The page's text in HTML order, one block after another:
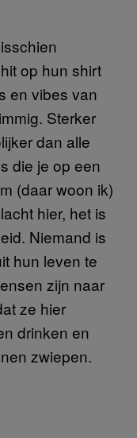
op hun shirt
en vibes van
Sterker
dan alle
die je op een
(daar woon ik)
hier, het is
Niemand is
hun leven te
zijn naar
ze hier
drinken en
zwiepen.